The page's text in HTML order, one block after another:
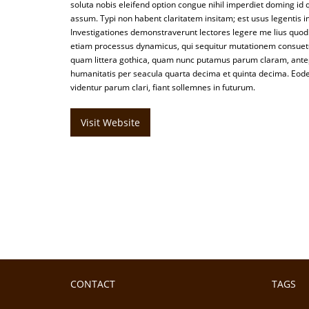
soluta nobis eleifend option congue nihil imperdiet doming id
assum. Typi non habent claritatem insitam; est usus legentis
Investigationes demonstraverunt lectores legere me lius
etiam processus dynamicus, qui sequitur mutationem
quam littera gothica, quam nunc putamus parum claram,
humanitatis per seacula quarta decima et quinta decima.
videntur parum clari, fiant sollemnes in futurum.
Visit Website
CONTACT TAGS